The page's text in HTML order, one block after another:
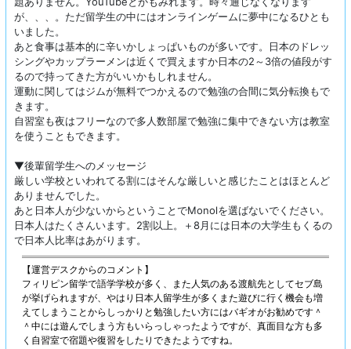
が、、、。ただ留学生の中にはオンラインゲームに夢中になるひとも
いました。
あと食事は基本的に辛いかしょっぱいものが多いです。日本のドレッ
シングやカップラーメンは近くで買えますか日本の2～3倍の値段がす
るので持ってきた方がいいかもしれません。
運動に関してはジムが無料でつかえるので勉強の合間に気分転換もで
きます。
自習室も夜はフリーなので多人数部屋で勉強に集中できない方は教室
を使うこともできます。
▼後輩留学生へのメッセージ
厳しい学校といわれてる割にはそんな厳しいと感じたことはほとんど
ありませんでした。
あと日本人が少ないからということでMonolを選ばないでください。
日本人はたくさんいます。2割以上。＋8月には日本の大学生もくるの
で日本人比率はあがります。
【運営デスクからのコメント】
フィリピン留学で語学学校が多く、また人気のある渡航先としてセブ島
が挙げられますが、やはり日本人留学生が多くまた遊びに行く機会も増
えてしまうことからしっかりと勉強したい方にはバギオがお勧めです＾
＾中には遊んでしまう方もいらっしゃったようですが、真面目な方も多
く自習室で宿題や復習をしたりできたようですね。